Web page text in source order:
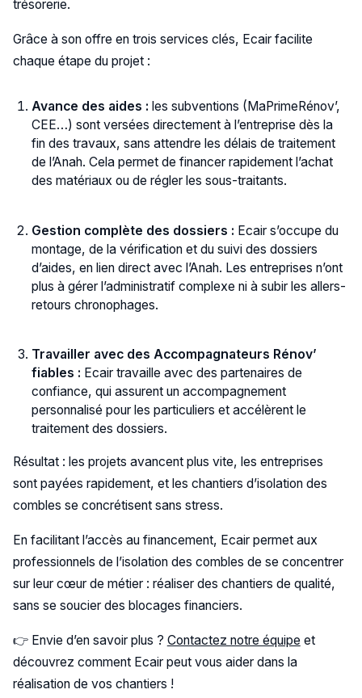
trésorerie.
Grâce à son offre en trois services clés, Ecair facilite
chaque étape du projet :
Avance des aides : les subventions (MaPrimeRénov’,
CEE…) sont versées directement à l’entreprise dès la
fin des travaux, sans attendre les délais de traitement
de l’Anah. Cela permet de financer rapidement l’achat
des matériaux ou de régler les sous-traitants.
Gestion complète des dossiers : Ecair s’occupe du
montage, de la vérification et du suivi des dossiers
d’aides, en lien direct avec l’Anah. Les entreprises n’ont
plus à gérer l’administratif complexe ni à subir les allers-
retours chronophages.
Travailler avec des Accompagnateurs Rénov’
fiables : Ecair travaille avec des partenaires de
confiance, qui assurent un accompagnement
personnalisé pour les particuliers et accélèrent le
traitement des dossiers.
Résultat : les projets avancent plus vite, les entreprises
sont payées rapidement, et les chantiers d’isolation des
combles se concrétisent sans stress.
En facilitant l’accès au financement, Ecair permet aux
professionnels de l’isolation des combles de se concentrer
sur leur cœur de métier : réaliser des chantiers de qualité,
sans se soucier des blocages financiers.
👉 Envie d’en savoir plus ? Contactez notre équipe et
découvrez comment Ecair peut vous aider dans la
réalisation de vos chantiers !